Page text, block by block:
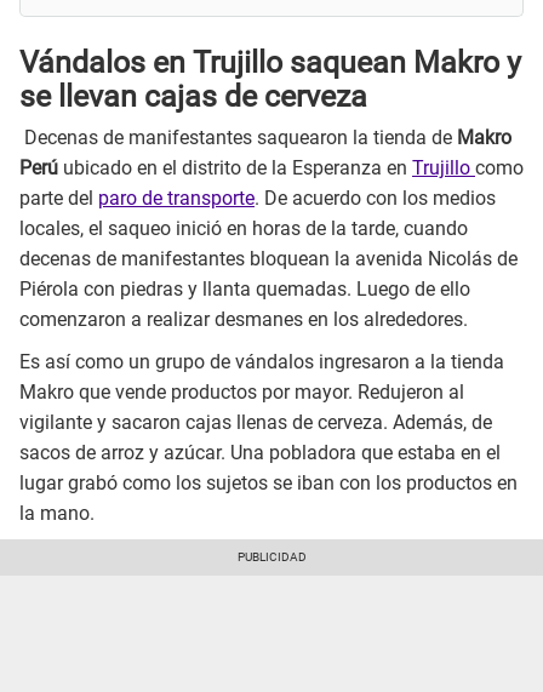
Vándalos en Trujillo saquean Makro y
se llevan cajas de cerveza
Decenas de manifestantes saquearon la tienda de Makro
Perú ubicado en el distrito de la Esperanza en Trujillo como
parte del paro de transporte. De acuerdo con los medios
locales, el saqueo inició en horas de la tarde, cuando
decenas de manifestantes bloquean la avenida Nicolás de
Piérola con piedras y llanta quemadas. Luego de ello
comenzaron a realizar desmanes en los alrededores.
Es así como un grupo de vándalos ingresaron a la tienda
Makro que vende productos por mayor. Redujeron al
vigilante y sacaron cajas llenas de cerveza. Además, de
sacos de arroz y azúcar. Una pobladora que estaba en el
lugar grabó como los sujetos se iban con los productos en
la mano.